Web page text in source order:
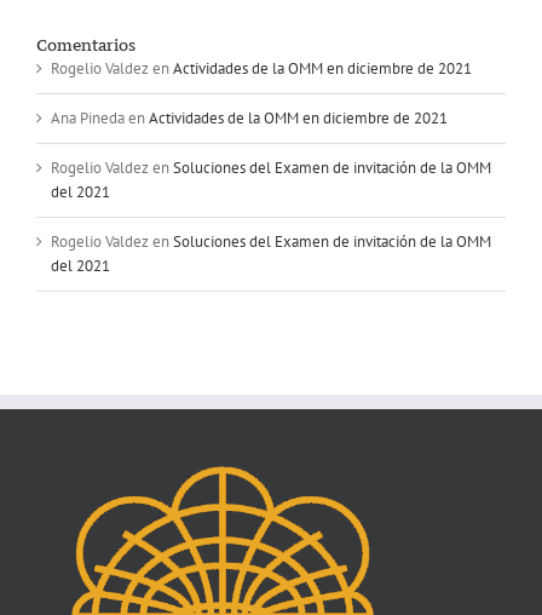
Comentarios
Rogelio ValdezenActividades de la OMM en diciembre de 2021
Ana PinedaenActividades de la OMM en diciembre de 2021
Rogelio ValdezenSoluciones del Examen de invitación de la OMM
del 2021
Rogelio ValdezenSoluciones del Examen de invitación de la OMM
del 2021